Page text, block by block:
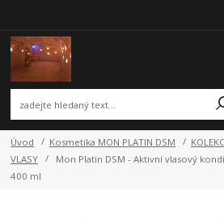
Úvod Kosmetika MON PLATIN DSM
VLASY
Mon Platin DSM - Aktivní vlasový
400 ml